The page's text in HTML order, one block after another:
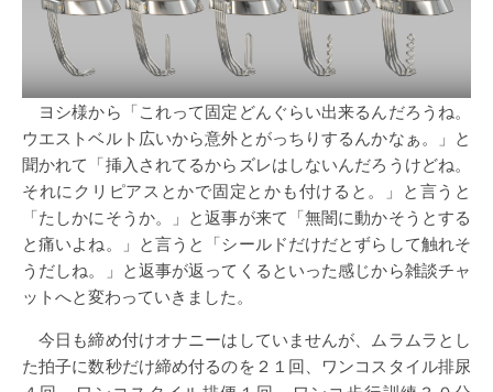
ヨシ様から「これって固定どんぐらい出来るんだろうね。
ウエストベルト広いから意外とがっちりするんかなぁ。」と
聞かれて「挿入されてるからズレはしないんだろうけどね。
それにクリピアスとかで固定とかも付けると。」と言うと
「たしかにそうか。」と返事が来て「無闇に動かそうとする
と痛いよね。」と言うと「シールドだけだとずらして触れそ
うだしね。」と返事が返ってくるといった感じから雑談チャ
ットへと変わっていきました。
今日も締め付けオナニーはしていませんが、ムラムラとし
た拍子に数秒だけ締め付るのを２１回、ワンコスタイル排尿